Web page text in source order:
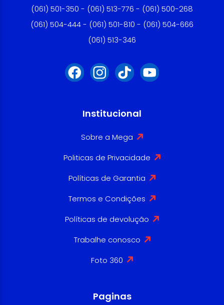
(061) 501-350 - (061) 513-776 - (061) 500-268
(061) 504-444 - (061) 501-810 - (061) 504-666
(061) 513-346
Institucional
Sobre a Mega
Politicas de Privacidade
Políticas de Garantia
Termos e Condições
Políticas de devolução
Trabalhe conosco
Foto 360
Paginas